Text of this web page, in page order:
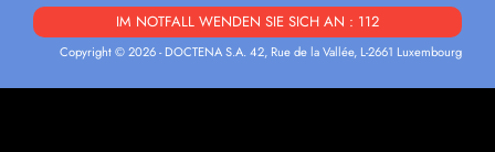
IM NOTFALL WENDEN SIE SICH AN : 112
Copyright © 2026 - DOCTENA S.A. 42, Rue de la Vallée, L-2661 Luxembourg